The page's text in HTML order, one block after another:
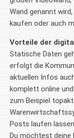
Wand genannt
kaufen oder auch
Vorteile der
Statische Daten
erfolgt die
aktuellen Infos
komplett online
zum Beispiel
Posts laufen
Du möchtest deine